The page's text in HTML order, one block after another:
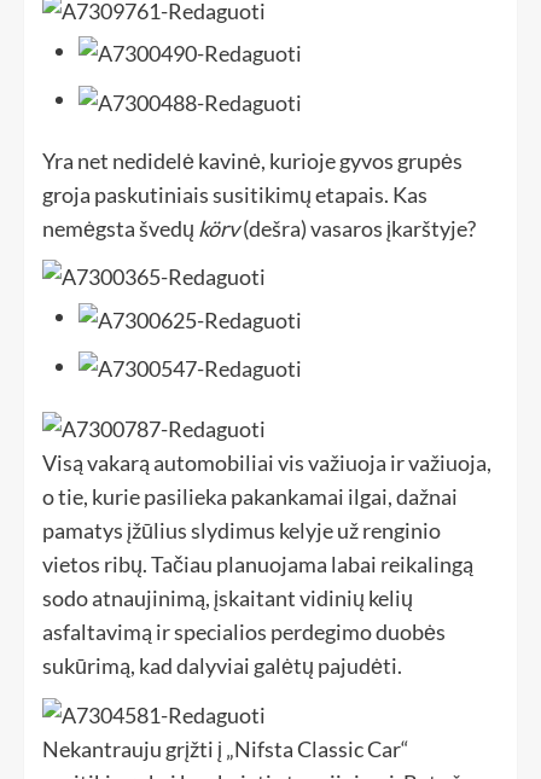
Yra net nedidelė kavinė, kurioje gyvos grupės
groja paskutiniais susitikimų etapais. Kas
nemėgsta švedų körv(dešra) vasaros įkarštyje?
Visą vakarą automobiliai vis važiuoja ir važiuoja,
o tie, kurie pasilieka pakankamai ilgai, dažnai
pamatys įžūlius slydimus kelyje už renginio
vietos ribų. Tačiau planuojama labai reikalingą
sodo atnaujinimą, įskaitant vidinių kelių
asfaltavimą ir specialios perdegimo duobės
sukūrimą, kad dalyviai galėtų pajudėti.
Nekantrauju grįžti į „Nifsta Classic Car“